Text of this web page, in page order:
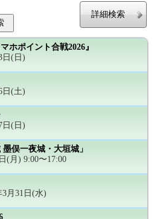
詳細検索
ホポイント合戦2026』
日(日)
日(土)
日(日)
俣一夜城・大垣城」
(月) 9:00〜17:00
3月31日(水)